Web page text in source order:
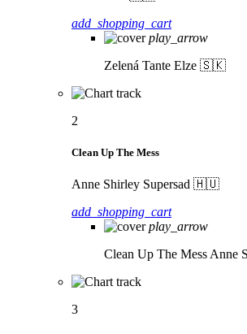
add_shopping_cart
play_arrow
Zelená Tante Elze 🇸🇰
2
Clean Up The Mess
Anne Shirley Supersad 🇭🇺
add_shopping_cart
play_arrow
Clean Up The Mess Anne
3